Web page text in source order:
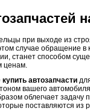
при выходе из
случае обращение
станет способом
ценам.
купить автозапчасти
вашего
облегчает задачу
поставляются из